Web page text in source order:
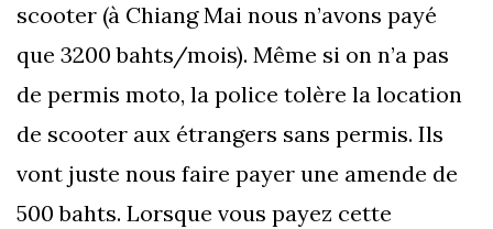
scooter (à Chiang Mai nous n’avons payé
que 3200 bahts/mois). Même si on n’a pas
de permis moto, la police tolère la location
de scooter aux étrangers sans permis. Ils
vont juste nous faire payer une amende de
500 bahts. Lorsque vous payez cette